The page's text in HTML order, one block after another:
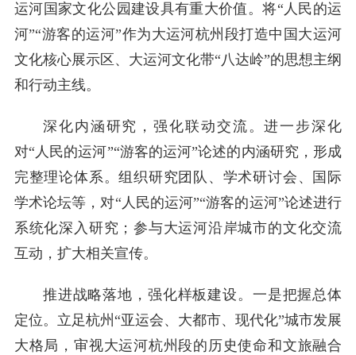
运河国家文化公园建设具有重大价值。将“人民的运
河”“游客的运河”作为大运河杭州段打造中国大运河
文化核心展示区、大运河文化带“八达岭”的思想主纲
和行动主线。
深化内涵研究，强化联动交流。进一步深化
对“人民的运河”“游客的运河”论述的内涵研究，形成
完整理论体系。组织研究团队、学术研讨会、国际
学术论坛等，对“人民的运河”“游客的运河”论述进行
系统化深入研究；参与大运河沿岸城市的文化交流
互动，扩大相关宣传。
推进战略落地，强化样板建设。一是把握总体
定位。立足杭州“亚运会、大都市、现代化”城市发展
大格局，审视大运河杭州段的历史使命和文旅融合